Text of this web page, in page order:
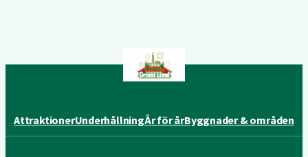
AttraktionerUnderhållningÅr för årByggnader & områden